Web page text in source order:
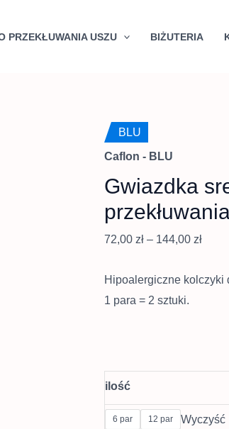
PRZEKŁUWANIA USZU BIŻUTERIA
BLU
Caflon - BLU
Gwiazdka
72,00 zł – 144,00 zł
Hipoalergiczne kolczyki
1 para = 2 sztuki.
ilość
6 par 12 par Wyczyść